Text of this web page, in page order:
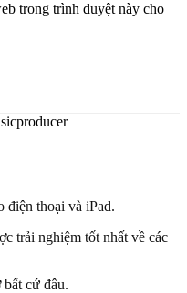
trong trình duyệt này cho
điện thoại và iPad.
trải nghiệm tốt nhất về các
cứ đâu.